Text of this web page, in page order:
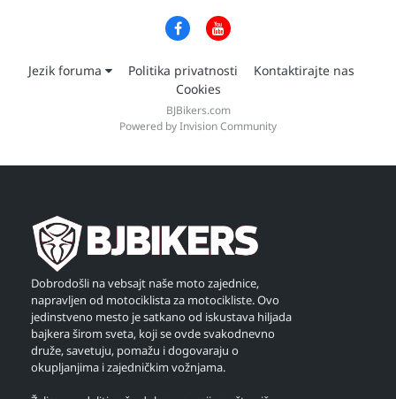
Jezik foruma Politika privatnosti
Kontaktirajte nas
Cookies
BJBikers.com
Powered by Invision Community
Dobrodošli na vebsajt naše moto zajednice,
napravljen od motociklista za motocikliste. Ovo
jedinstveno mesto je satkano od iskustava hiljada
bajkera širom sveta, koji se ovde svakodnevno
druže, savetuju, pomažu i dogovaraju o
okupljanjima i zajedničkim vožnjama.